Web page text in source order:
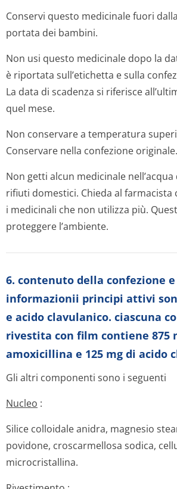
Conservi questo medicinale fuori
portata dei bambini.
Non usi questo medicinale dopo la
è riportata sull’etichetta e sulla
La data di scadenza si riferisce
quel mese.
Non conservare a temperatura
Conservare nella confezione originale.
Non getti alcun medicinale
rifiuti domestici. Chieda al farmacista
i medicinali che non utilizza più.
proteggere l’ambiente.
6. contenuto della confezione
informazionii principi attivi
e acido clavulanico. ciascuna
rivestita con film contiene 875
amoxicillina e 125 mg di acido
Gli altri componenti sono i seguenti
Nucleo :
Silice colloidale anidra, magnesio
povidone, croscarmellosa sodica,
microcristallina.